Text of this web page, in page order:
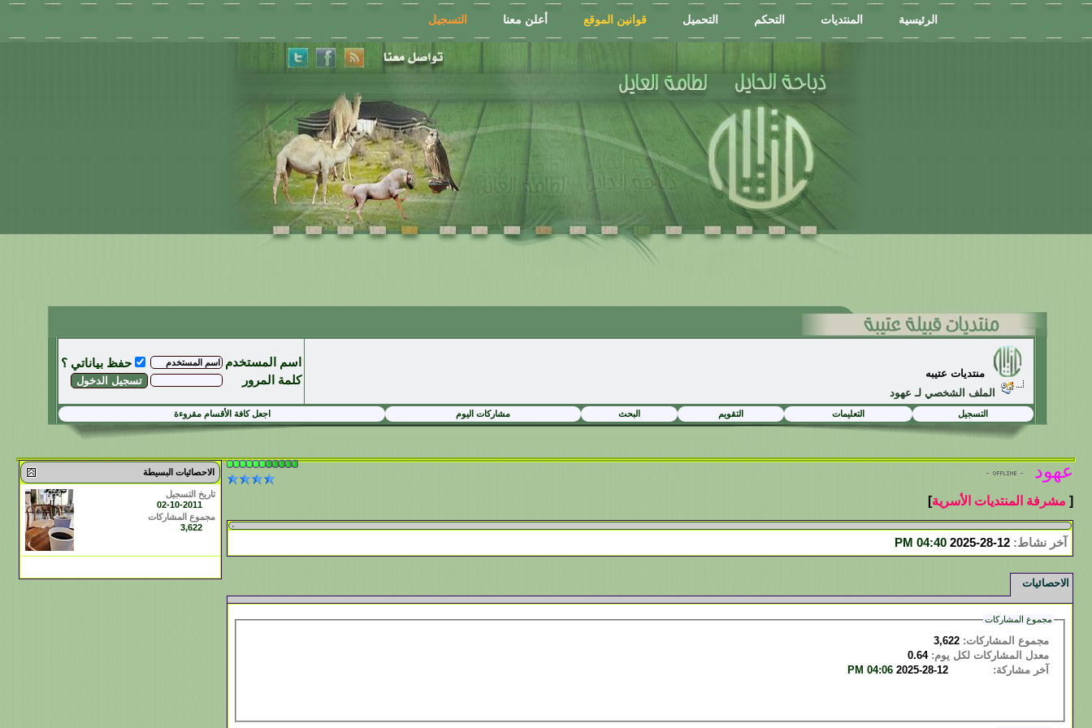
الرئيسية المنتديات التحكم التحميل قوانين الموقع أعلن معنا التسجيل
منتديات عتيبه
الملف الشخصي لـ عهود
اسم المستخدم
حفظ بياناتي ؟
كلمة المرور
التسجيل التعليمات التقويم البحث مشاركات اليوم اجعل كافة الأقسام مقروءة
عهود
[ مشرفة المنتديات الأسرية]
آخر نشاط: 04:40 PM
الاحصائيات
مجموع المشاركات
مجموع المشاركات:
معدل المشاركات لكل يوم: 0.64
آخر مشاركة:
04:06 PM
الاحصائيات البسيطة
تاريخ التسجيل
02-10-2011
مجموع المشاركات
3,622